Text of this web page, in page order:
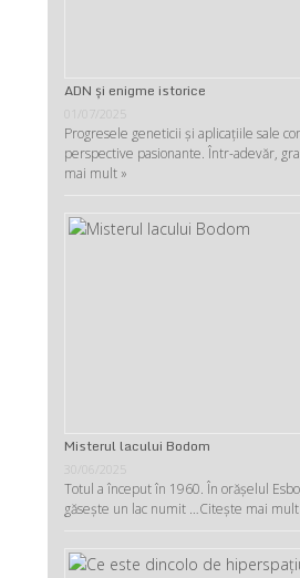
ADN şi enigme istorice
01/07/2025
Progresele geneticii şi aplicaţiile sale
perspective pasionante. Într-adevăr,
mai mult »
Misterul lacului Bodom
Totul a început în 1960. În orășelul
găsește un lac numit …Citește mai mult